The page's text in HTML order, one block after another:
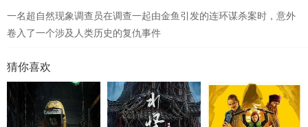
一名超自然现象调查员在调查一起由金鱼引发的连环谋杀案时，意外
卷入了一个涉及人类历史的复仇事件
猜你喜欢